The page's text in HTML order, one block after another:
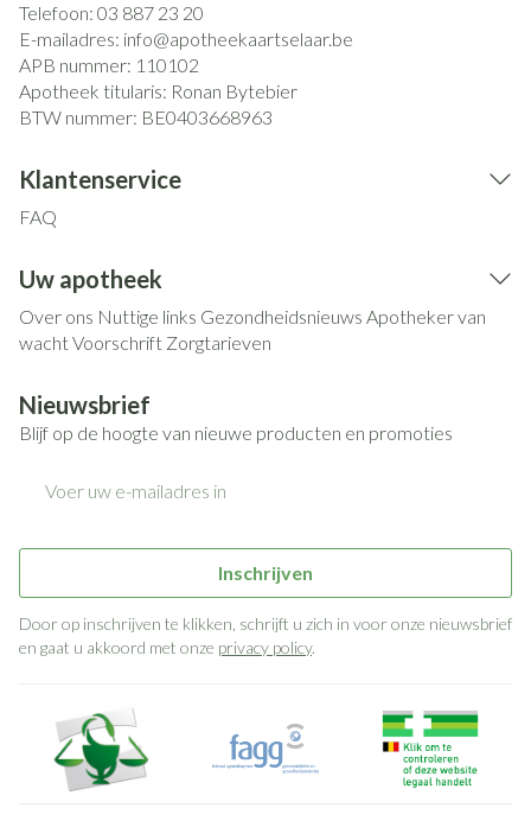
Telefoon: 03 887 23 20
E-mailadres: info@apotheekaartselaar.be
APB nummer: 110102
Apotheek titularis: Ronan Bytebier
BTW nummer: BE0403668963
Klantenservice
FAQ
Uw apotheek
Over ons Nuttige links Gezondheidsnieuws Apotheker van
wachtVoorschrift Zorgtarieven
Nieuwsbrief
Blijf op de hoogte van nieuwe producten en promoties
Inschrijven
Door op inschrijven te klikken, schrijft u zich in voor onze nieuwsbrief
en gaat u akkoord met onze privacy policy.